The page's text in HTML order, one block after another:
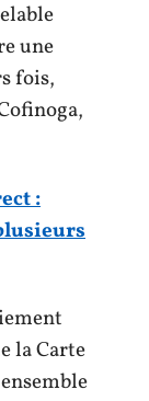
une
fois,
:
la Carte